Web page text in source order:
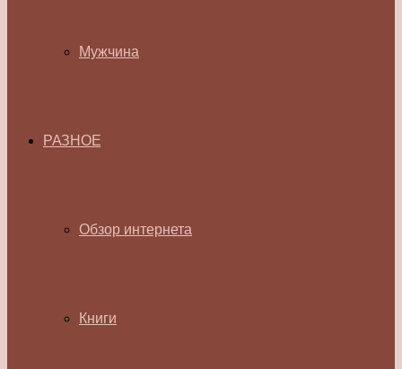
Мужчина
РАЗНОЕ
Обзор интернета
Книги